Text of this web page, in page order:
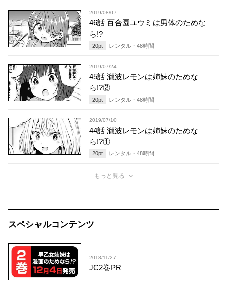
2019/08/07
46話 百合園ユウミは男体のためな
ら!?
20pt レンタル・ 48時間
2019/07/24
45話 瀧波レモンは姉妹のためな
ら!?②
20pt レンタル・ 48時間
2019/07/10
44話 瀧波レモンは姉妹のためな
ら!?①
20pt レンタル・ 48時間
もっと見る
スペシャルコンテンツ
2018/11/27
JC2巻PR